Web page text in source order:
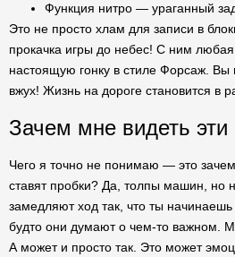
Функция нитро — ураганный
Это не просто хлам для записи в
прокачка игры до небес! С ним
настоящую гонку в стиле Форсаж. Вы
вжух! Жизнь на дороге становится в
Зачем мне видеть эти
Чего я точно не понимаю — это
ставят пробки? Да, толпы машин, но
замедляют ход так, что ты начинаешь
будто они думают о чем-то важном.
А может и просто так. Это может